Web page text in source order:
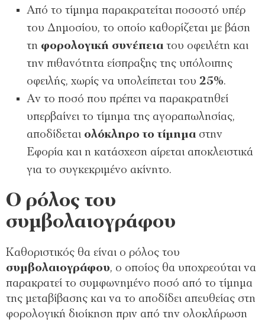
Από το τίμημα παρακρατείται ποσοστό υπέρ
του Δημοσίου, το οποίο καθορίζεται με βάση
τη φορολογική συνέπεια του οφειλέτη και
την πιθανότητα είσπραξης της υπόλοιπης
οφειλής, χωρίς να υπολείπεται του 25%.
Αν το ποσό που πρέπει να παρακρατηθεί
υπερβαίνει το τίμημα της αγοραπωλησίας,
αποδίδεται ολόκληρο το τίμημα στην
Εφορία και η κατάσχεση αίρεται αποκλειστικά
για το συγκεκριμένο ακίνητο.
Ο ρόλος του
συμβολαιογράφου
Καθοριστικός θα είναι ο ρόλος του
συμβολαιογράφου, ο οποίος θα υποχρεούται να
παρακρατεί το συμφωνημένο ποσό από το τίμημα
της μεταβίβασης και να το αποδίδει απευθείας στη
φορολογική διοίκηση πριν από την ολοκλήρωση